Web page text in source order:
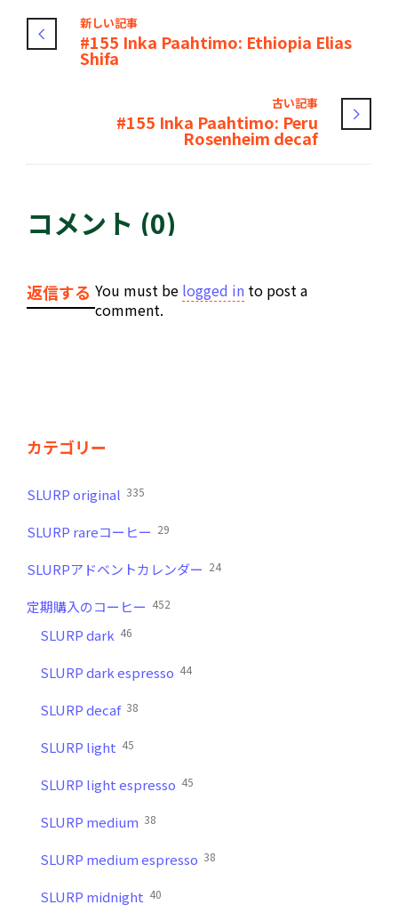
新しい記事
#155 Inka Paahtimo: Ethiopia Elias
Shifa
古い記事
#155 Inka Paahtimo: Peru
Rosenheim decaf
コメント (0)
返信する You must be logged in to post a
comment.
カテゴリー
SLURP original 335
SLURP rareコーヒー 29
SLURPアドベントカレンダー 24
定期購入のコーヒー 452
SLURP dark 46
SLURP dark espresso 44
SLURP decaf 38
SLURP light 45
SLURP light espresso 45
SLURP medium 38
SLURP medium espresso 38
SLURP midnight 40